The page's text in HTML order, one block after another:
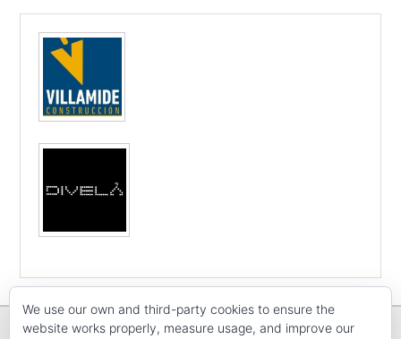
We use our own and third-party cookies to ensure the
website works properly, measure usage, and improve our